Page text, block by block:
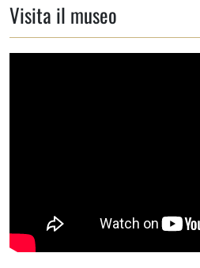
Visita il museo